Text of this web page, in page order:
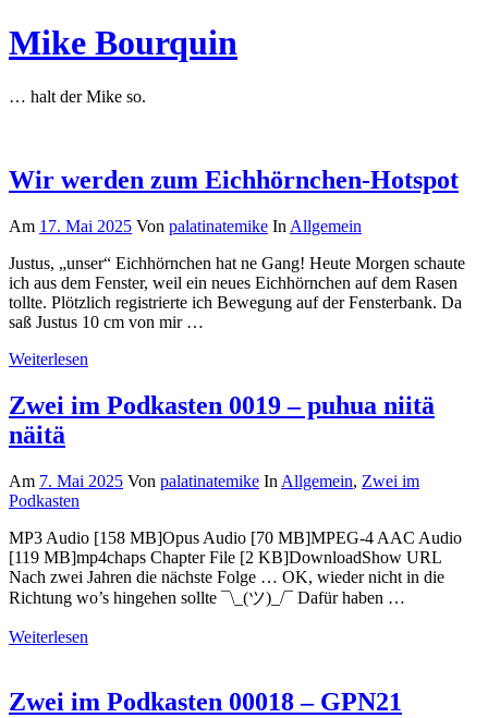
Zum
Inhalt
Mike Bourquin
… halt der Mike so.
Wir werden zum Eichhörnchen-Hotspot
Am 17. Mai 2025 Von palatinatemike In Allgemein
Justus, „unser“ Eichhörnchen hat ne Gang! Heute Morgen schaute
ich aus dem Fenster, weil ein neues Eichhörnchen auf dem Rasen
tollte. Plötzlich registrierte ich Bewegung auf der Fensterbank. Da
saß Justus 10 cm von mir …
Weiterlesen
Zwei im Podkasten 0019 – puhua niitä
näitä
Am 7. Mai 2025 Von palatinatemike In Allgemein, Zwei im
Podkasten
MP3 Audio [158 MB]Opus Audio [70 MB]MPEG-4 AAC Audio
[119 MB]mp4chaps Chapter File [2 KB]DownloadShow URL
Nach zwei Jahren die nächste Folge … OK, wieder nicht in die
Richtung wo’s hingehen sollte ¯\_(ツ)_/¯ Dafür haben …
Weiterlesen
Zwei im Podkasten 00018 – GPN21